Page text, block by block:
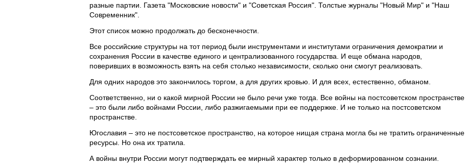
разные партии. Газета "Московские новости" и "Советская Россия". Толстые журналы "Новый Мир" и "Наш
Современник".
Этот список можно продолжать до бесконечности.
Все российские структуры на тот период были инструментами и институтами ограничения демократии и
сохранения России в качестве единого и централизованного государства. И еще обмана народов,
поверивших в возможность взять на себя столько независимости, сколько они смогут реализовать.
Для одних народов это закончилось торгом, а для других кровью. И для всех, естественно, обманом.
Соответственно, ни о какой мирной России не было речи уже тогда. Все войны на постсоветском пространстве
– это были либо войнами России, либо разжигаемыми при ее поддержке. И не только на постсоветском
пространстве.
Югославия – это не постсоветское пространство, на которое нищая страна могла бы не тратить ограниченные
ресурсы. Но она их тратила.
А войны внутри России могут подтверждать ее мирный характер только в деформированном сознании.